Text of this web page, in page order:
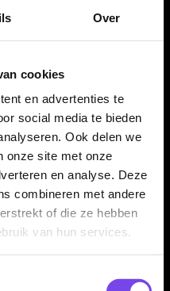
Over
cookies
en advertenties te
social media te bieden
Ook delen we
onze site met onze
en analyse. Deze
combineren met andere
of die ze hebben
van hun services.
zijn uitgevoerd als steeltip
een sisal dartbord. Door de
die een toegankelijke
zijn verkrijgbaar in 23
dart met een zwarte
stevig barrelprofiel.